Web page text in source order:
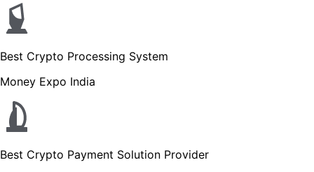
Best Crypto Processing System
Money Expo India
Best Crypto Payment Solution Provider